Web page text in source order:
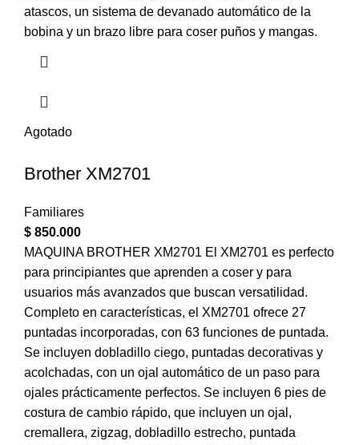
atascos, un sistema de devanado automático de la
bobina y un brazo libre para coser puños y mangas.
Agotado
Brother XM2701
Familiares
$ 850.000
MAQUINA BROTHER XM2701 El XM2701 es perfecto
para principiantes que aprenden a coser y para
usuarios más avanzados que buscan versatilidad.
Completo en características, el XM2701 ofrece 27
puntadas incorporadas, con 63 funciones de puntada.
Se incluyen dobladillo ciego, puntadas decorativas y
acolchadas, con un ojal automático de un paso para
ojales prácticamente perfectos. Se incluyen 6 pies de
costura de cambio rápido, que incluyen un ojal,
cremallera, zigzag, dobladillo estrecho, puntada